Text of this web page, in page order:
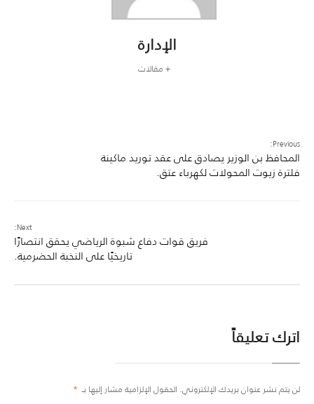
الإدارة
+ مقالات
Previous:
المحافظ بن الوزير يصادق على عقد توريد ماكينة
فلترة زيوت المحولات لكهرباء عتق.
Next:
فريق قوات دفاع شبوة الرياضي يحقق انتصارًا
تاريخيًا على النخبة الحضرمية.
اترك تعليقاً
لن يتم نشر عنوان بريدك الإلكتروني. الحقول الإلزامية مشار إليها بـ *